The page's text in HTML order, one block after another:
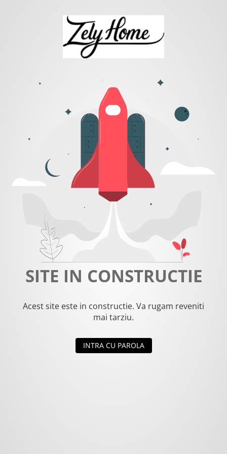
SITE IN CONSTRUCTIE
Acest site este in constructie. Va rugam reveniti
mai tarziu.
INTRA CU PAROLA